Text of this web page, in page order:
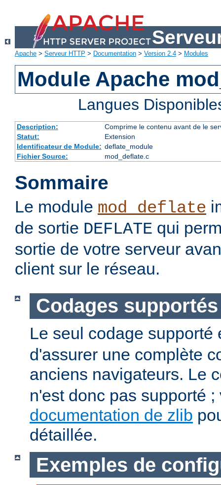
Apache > Serveur HTTP > Documentation > Version 2.4 > Modules
Module Apache
Langues
Description:
Comprime le contenu avant de le
Statut:
Extension
Identificateur de Module: deflate_module
Fichier Source:
mod_deflate.c
Sommaire
Le module mod_deflate
de sortie DEFLATE qui
sortie de votre serveur
client sur le réseau.
Codages supportés
Le seul codage supporté
d'assurer une complète
anciens navigateurs. Le
n'est donc pas supporté
documentation de zlib
détaillée.
Exemples de